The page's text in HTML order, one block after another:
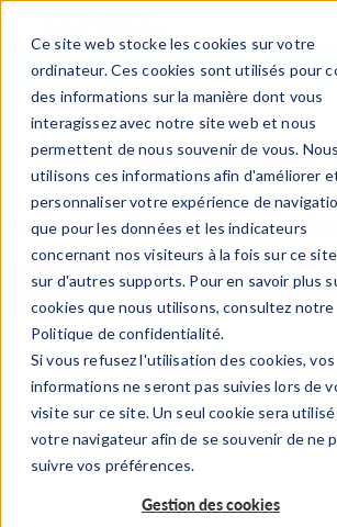
Ce site web stocke les cookies sur votre
ordinateur. Ces cookies sont utilisés pour
des informations sur la manière dont vous
interagissez avec notre site web et nous
permettent de nous souvenir de vous. Nous
utilisons ces informations afin d'améliorer
personnaliser votre expérience de
que pour les données et les indicateurs
concernant nos visiteurs à la fois sur ce
sur d'autres supports. Pour en savoir plus
cookies que nous utilisons, consultez notre
Politique de confidentialité.
Si vous refusez l'utilisation des cookies, vos
informations ne seront pas suivies lors de
visite sur ce site. Un seul cookie sera utilisé
votre navigateur afin de se souvenir de ne
suivre vos préférences.
Gestion des cookies
CONNEXION
Articles techniques et
présentations
RECHERCHE RAPIDE
Filtrer par domaine physique
Filtrer par Industrie
Filtrer par conférence